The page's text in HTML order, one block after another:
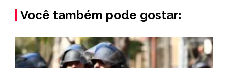
Você também pode gostar: